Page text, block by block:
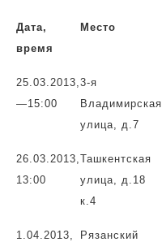
Дата,
время
Место
25.03.2013,
—15:00
3-я
Владимирская
улица, д.7
26.03.2013,
13:00
Ташкентская
улица, д.18
к.4
1.04.2013
Рязанский